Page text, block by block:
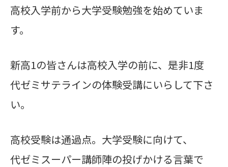
高校入学前から大学受験勉強を始めていま
す。
新高1の皆さんは高校入学の前に、是非1度
代ゼミサテラインの体験受講にいらして下さ
い。
高校受験は通過点。大学受験に向けて、
代ゼミスーパー講師陣の投げかける言葉で